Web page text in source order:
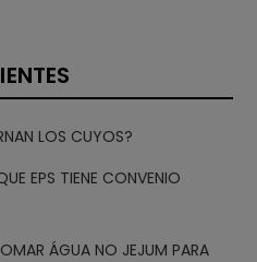
LOS CUYOS?
EPS TIENE CONVENIO
ÁGUA NO JEJUM PARA